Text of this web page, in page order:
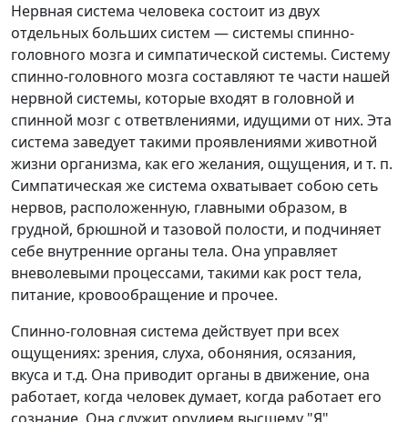
Нервная система человека состоит из двух
отдельных больших систем — системы спинно-
головного мозга и симпатической системы. Систему
спинно-головного мозга составляют те части нашей
нервной системы, которые входят в головной и
спинной мозг с ответвлениями, идущими от них. Эта
система заведует такими проявлениями животной
жизни организма, как его желания, ощущения, и т. п.
Симпатическая же система охватывает собою сеть
нервов, расположенную, главными образом, в
грудной, брюшной и тазовой полости, и подчиняет
себе внутренние органы тела. Она управляет
вневолевыми процессами, такими как рост тела,
питание, кровообращение и прочее.
Спинно-головная система действует при всех
ощущениях: зрения, слуха, обоняния, осязания,
вкуса и т.д. Она приводит органы в движение, она
работает, когда человек думает, когда работает его